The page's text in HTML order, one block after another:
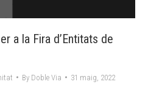
a la Fira d’Entitats de
By Doble Via 31 maig, 2022